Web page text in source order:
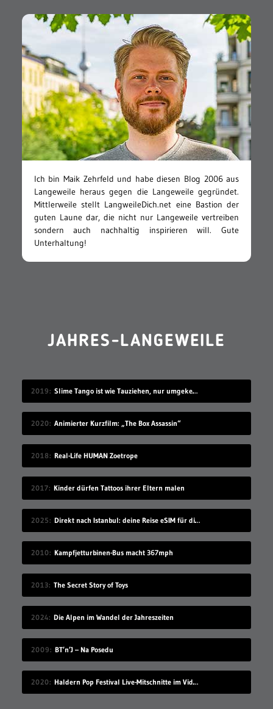
Ich bin Maik Zehrfeld und habe diesen Blog 2006 aus
Langeweile heraus gegen die Langeweile gegründet.
Mittlerweile stellt LangweileDich.net eine Bastion der
guten Laune dar, die nicht nur Langeweile vertreiben
sondern auch nachhaltig inspirieren will. Gute
Unterhaltung!
JAHRES-LANGEWEILE
2019 Slime Tango ist wie Tauziehen, nur umgekehrt
2020 Animierter Kurzfilm: „The Box Assassin“
2018 Real-Life HUMAN Zoetrope
2017 Kinder dürfen Tattoos ihrer Eltern malen
2025 Direkt nach Istanbul: deine Reise eSIM für die Türkei
2010 Kampfjetturbinen-Bus macht 367mph
2013 The Secret Story of Toys
2024 Die Alpen im Wandel der Jahreszeiten
2009 BT’n’J – Na Posedu
2020 Haldern Pop Festival Live-Mitschnitte im Videostream (2008-2019)